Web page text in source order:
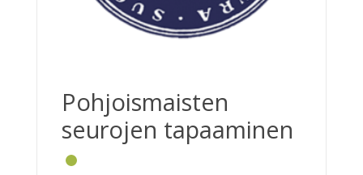
Pohjoismaisten
seurojen tapaaminen